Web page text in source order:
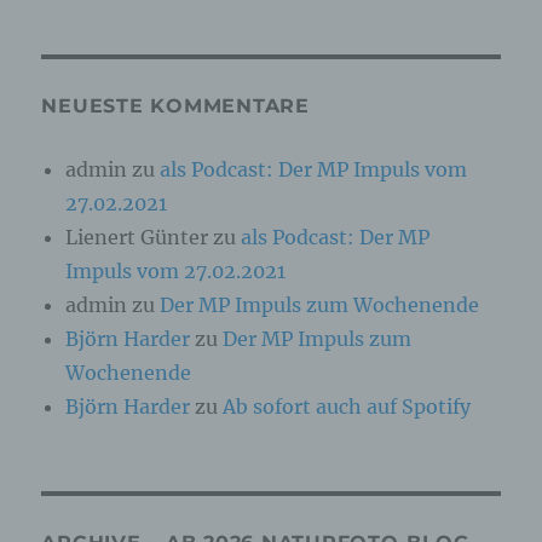
NEUESTE KOMMENTARE
admin zu als Podcast: Der MP Impuls vom
27.02.2021
Lienert Günter zu als Podcast: Der MP
Impuls vom 27.02.2021
admin zu Der MP Impuls zum Wochenende
Björn Harder zu Der MP Impuls zum
Wochenende
Björn Harder zu Ab sofort auch auf Spotify
physischen, physiologischen, genetischen,
sozialen Identität dieser natürlichen Person
b) betroffene Person
Betroffene Person ist jede identifizierte oder
identifizierbare natürliche Person, deren
personenbezogene Daten von dem für die
Verarbeitung Verantwortlichen verarbeitet
werden.
c) Verarbeitung
automatisierter Verfahren ausgeführte Vorgang